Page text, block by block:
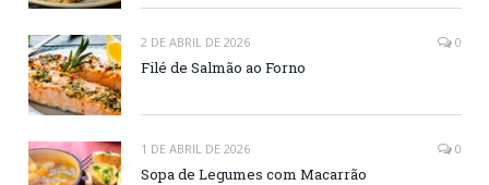
2 DE ABRIL DE 2026 0
Filé de Salmão ao Forno
1 DE ABRIL DE 2026 0
Sopa de Legumes com Macarrão